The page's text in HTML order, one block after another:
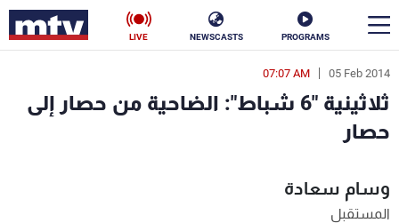
PROGRAMS
NEWSCASTS
LIVE
05 Feb 2014
07:07 AM
ثلاثينية "6 شباط": الضاحية من حصار إلى
حصار
وسام سعادة
المستقبل
en
الأخبار
إقتصاد